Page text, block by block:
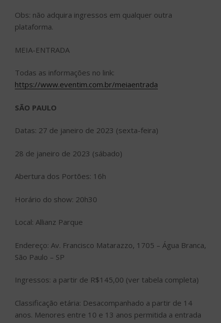
Obs: não adquira ingressos em qualquer outra
plataforma.
MEIA-ENTRADA
Todas as informações no link:
https://www.eventim.com.br/meiaentrada
SÃO PAULO
Datas: 27 de janeiro de 2023 (sexta-feira)
28 de janeiro de 2023 (sábado)
Abertura dos Portões: 16h
Horário do show: 20h30
Local: Allianz Parque
Endereço: Av. Francisco Matarazzo, 1705 – Água Branca,
São Paulo – SP
Ingressos: a partir de R$145,00 (ver tabela completa)
Classificação etária: Desacompanhado a partir de 14
anos. Menores entre 10 e 13 anos permitida a entrada